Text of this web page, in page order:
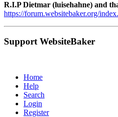
R.I.P Dietmar (luisehahne) and
https://forum.websitebaker.org/
Support WebsiteBaker
Home
Help
Search
Login
Register